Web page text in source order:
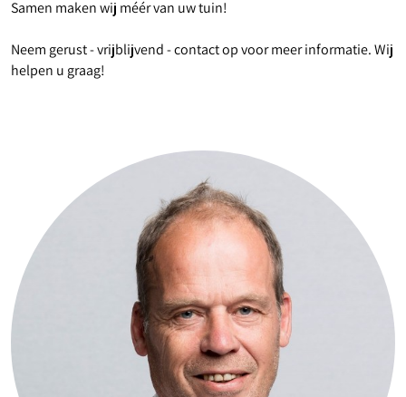
Samen maken wij méér van uw tuin!
Neem gerust - vrijblijvend - contact op voor meer informatie. Wij
helpen u graag!